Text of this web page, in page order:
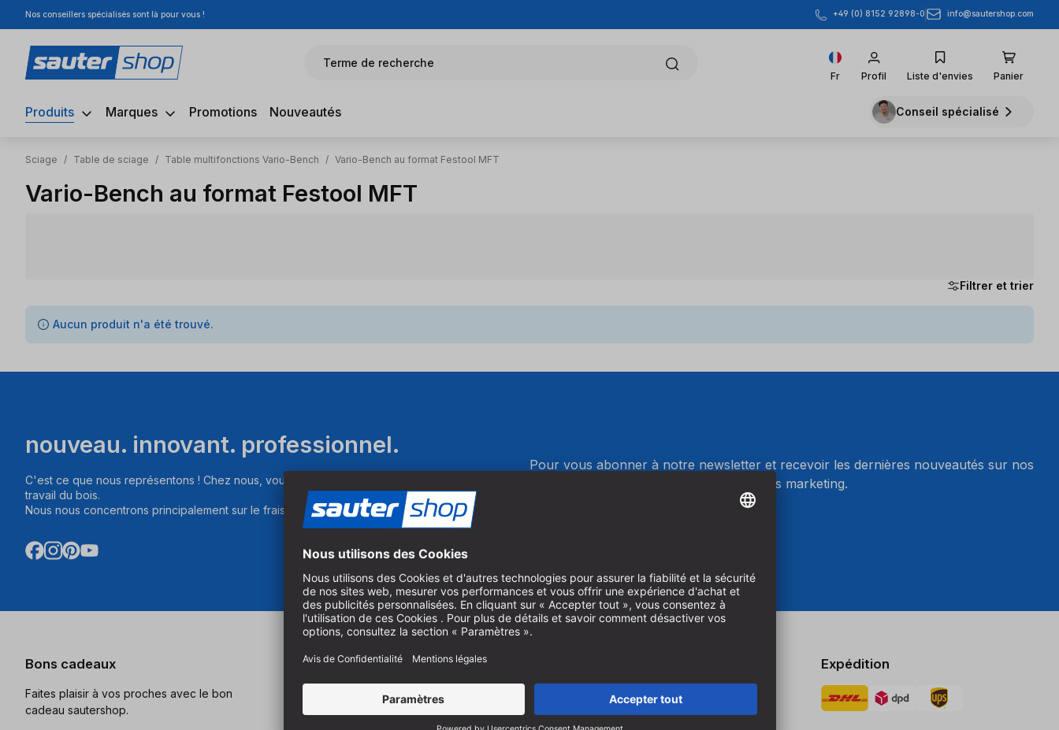
au contenu principal
Passer à la recherche
Passer à la navigation principale
Nos conseillers spécialisés sont là pour vous ! +49 (0) 8152 92898-0 info@sautershop.com
Terme de recherche
Fr Profil Liste d'envies Panier
Produits Marques Promotions Nouveautés Conseil spécialisé
Sciage / Table de sciage / Table multifonctions Vario-Bench / Vario-Bench au format Festool MFT
Vario-Bench au format Festool MFT
Filtrer et trier
Aucun produit n'a été trouvé.
nouveau. innovant. professionnel.
C'est ce que nous représentons ! Chez nous, vous trouverez des produits innovants pour le
travail du bois.
Nous nous concentrons principalement sur le fraisage, le sciage et le perçage.
Pour vous abonner à notre newsletter et recevoir les dernières nouveautés sur nos
produits, vous devez accepter les cookies marketing.
Bons cadeaux
Faites plaisir à vos proches avec le bon
cadeau sautershop.
Catalogue
Commandez gratuitement le catalogue
sautershop et découvrez toute notre
Expédition